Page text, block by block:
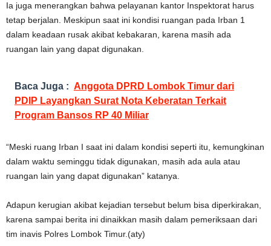
Ia juga menerangkan bahwa pelayanan kantor Inspektorat harus
tetap berjalan. Meskipun saat ini kondisi ruangan pada Irban 1
dalam keadaan rusak akibat kebakaran, karena masih ada
ruangan lain yang dapat digunakan.
Baca Juga : Anggota DPRD Lombok Timur dari
PDIP Layangkan Surat Nota Keberatan Terkait
Program Bansos RP 40 Miliar
“Meski ruang Irban I saat ini dalam kondisi seperti itu, kemungkinan
dalam waktu seminggu tidak digunakan, masih ada aula atau
ruangan lain yang dapat digunakan” katanya.
Adapun kerugian akibat kejadian tersebut belum bisa diperkirakan,
karena sampai berita ini dinaikkan masih dalam pemeriksaan dari
tim inavis Polres Lombok Timur.(aty)